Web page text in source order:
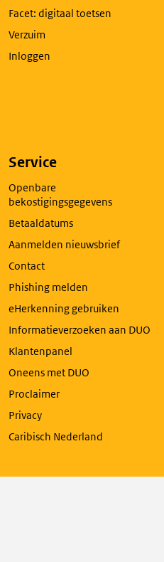
nieuw
Facet: digitaal toetsen
Verzuim
Inloggen
Service
Openbare
bekostigingsgegevens
Betaaldatums
Aanmelden nieuwsbrief
Contact
Phishing melden
eHerkenning gebruiken
Informatieverzoeken aan DUO
Klantenpanel
Oneens met DUO
Proclaimer
Privacy
Caribisch Nederland